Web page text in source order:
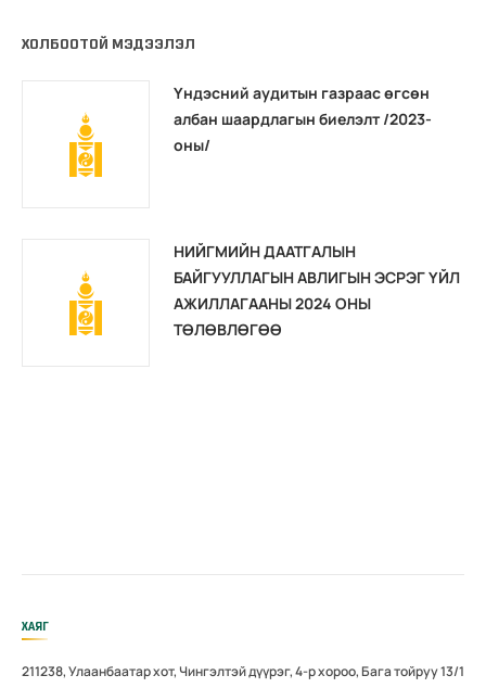
ХОЛБООТОЙ МЭДЭЭЛЭЛ
Үндэсний аудитын газраас өгсөн
албан шаардлагын биелэлт /2023-
оны/
НИЙГМИЙН ДААТГАЛЫН
БАЙГУУЛЛАГЫН АВЛИГЫН ЭСРЭГ ҮЙЛ
АЖИЛЛАГААНЫ 2024 ОНЫ
ТӨЛӨВЛӨГӨӨ
ХАЯГ
211238, Улаанбаатар хот, Чингэлтэй дүүрэг, 4-р хороо, Бага тойруу 13/1